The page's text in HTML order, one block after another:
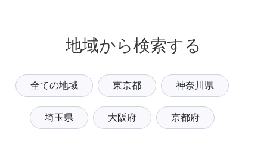
地域から検索する
全ての地域 東京都 神奈川県
埼玉県 大阪府 京都府